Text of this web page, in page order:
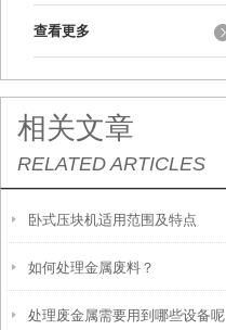
查看更多
相关文章
RELATED ARTICLES
卧式压块机适用范围及特点
如何处理金属废料？
处理废金属需要用到哪些设备呢